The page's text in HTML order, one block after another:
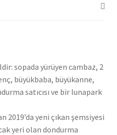
sopada yürüyen cambaz, 2
büyükbaba, büyükanne,
satıcısı ve bir lunapark
2019’da yeni çıkan şemsiyesi
yeri olan dondurma